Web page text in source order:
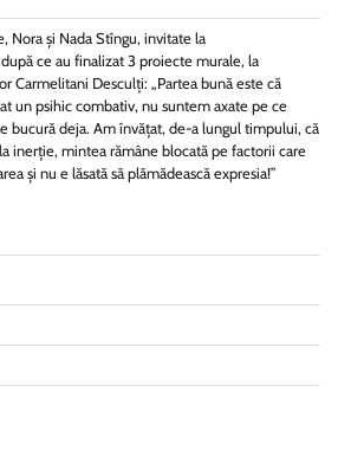
Nora și Nada Stîngu, invitate la
ce au finalizat 3 proiecte murale, la
Carmelitani Desculți: „Partea bună este că
un psihic combativ, nu suntem axate pe ce
bucură deja. Am învățat, de-a lungul timpului, că
inerție, mintea rămâne blocată pe factorii care
și nu e lăsată să plămădească expresia!”